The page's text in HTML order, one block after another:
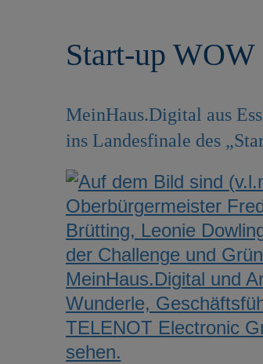
Start-up WOW
MeinHaus.Digital aus
ins Landesfinale des